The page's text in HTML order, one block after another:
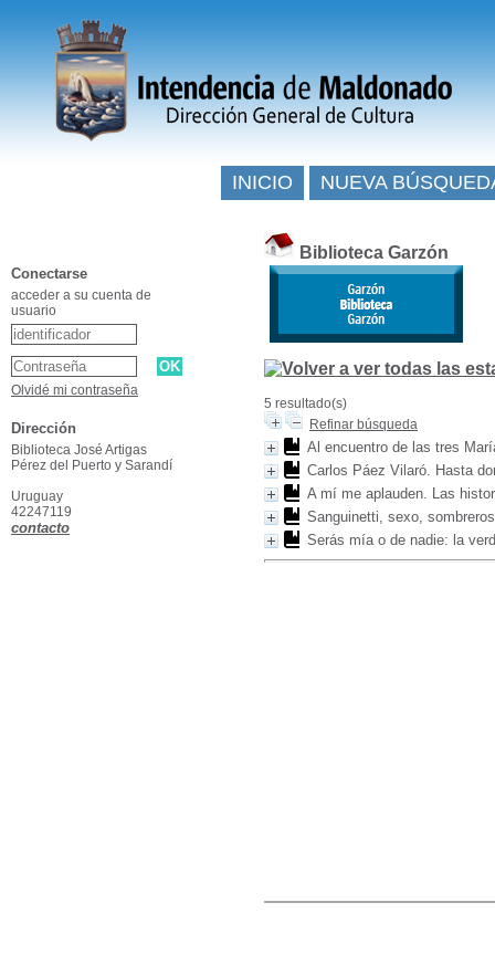
Biblioteca Garzón
5 resultado(s)
Refinar búsqueda
Al encuentro de las tres
Carlos Páez Vilaró. Hasta
A mí me aplauden. Las
Sanguinetti, sexo,
Serás mía o de nadie: la
INICIO NUEVA
Conectarse
acceder a su cuenta de
usuario
Olvidé mi contraseña
Dirección
Biblioteca José Artigas
Pérez del Puerto y Sarandí
Uruguay
42247119
contacto